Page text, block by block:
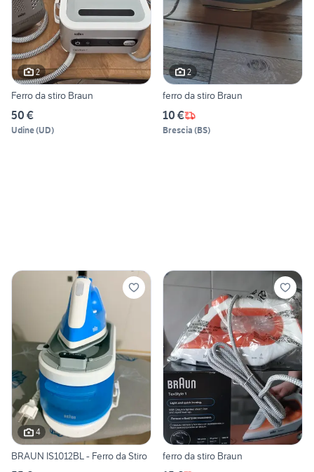
2
Ferro da stiro Braun
50 €
Udine(UD)
2
ferro da stiro Braun
10 €
Brescia (BS)
4
BRAUN IS1012BL - Ferro da Stiro ferro da stiro Braun